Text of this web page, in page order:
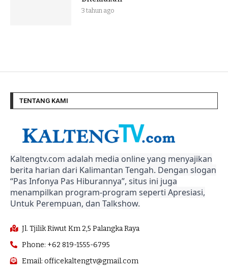
3 tahun ago
TENTANG KAMI
Kaltengtv.com adalah media online yang menyajikan
berita harian dari Kalimantan Tengah. Dengan slogan
“Pas Infonya Pas Hiburannya”, situs ini juga
menampilkan program-program seperti Apresiasi,
Untuk Perempuan, dan Talkshow.
Jl. Tjilik Riwut Km 2,5 Palangka Raya
Phone: +62 819-1555-6795
Email: officekaltengtv@gmail.com